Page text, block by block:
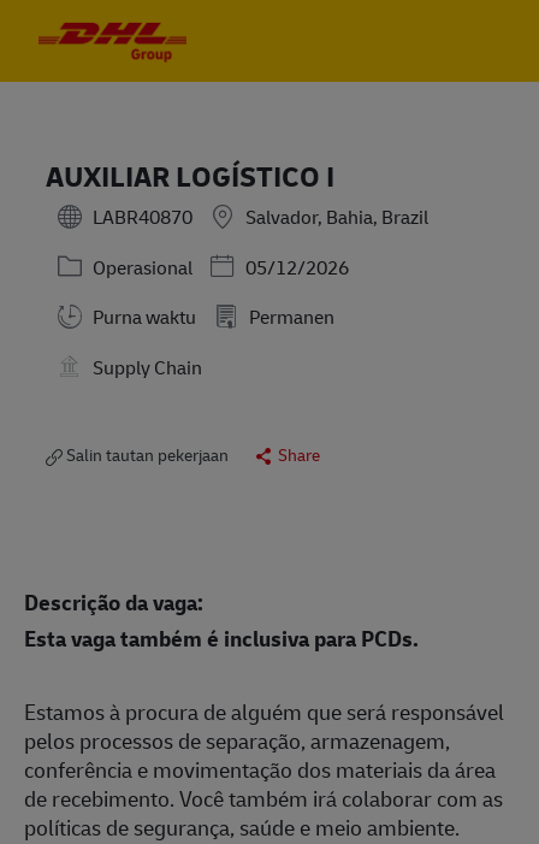
AUXILIAR LOGÍSTICO I
LABR40870
Salvador, Bahia, Brazil
Kategori
Operasional Posted Date
05/12/2026
Purna waktu
Permanen
Supply Chain
Salin tautan pekerjaan Share
Descrição da vaga:
Esta vaga também é inclusiva para PCDs.
Estamos à procura de alguém que será responsável
pelos processos de separação, armazenagem,
conferência e movimentação dos materiais da área
de recebimento. Você também irá colaborar com as
políticas de segurança, saúde e meio ambiente.